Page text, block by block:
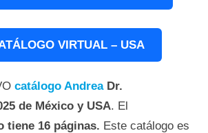
VIRTUAL – USA
catálogo AndreaDr.
de México y USA. El
tiene 16 páginas. Este catálogo es